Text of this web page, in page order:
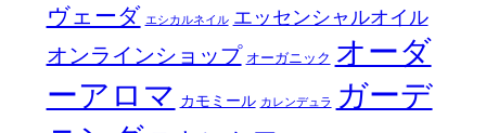
ヴェーダ エシカルネイル エッセンシャルオイル
オンラインショップ オーガニック オーダ
ーアロマ カモミール カレンデュラ
ガーデ